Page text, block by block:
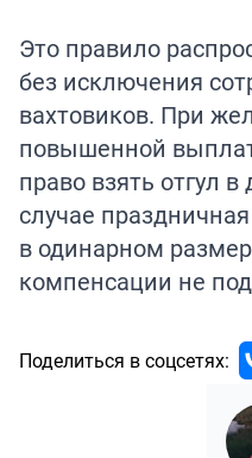
Это правило
без исключения
вахтовиков. При
повышенной
право взять отгул
случае
в одинарном
компенсации не
Поделиться в соцсетях: